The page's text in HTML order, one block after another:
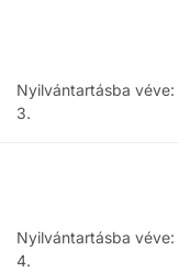
Nyilvántartásba véve:
3.
Nyilvántartásba véve:
4.